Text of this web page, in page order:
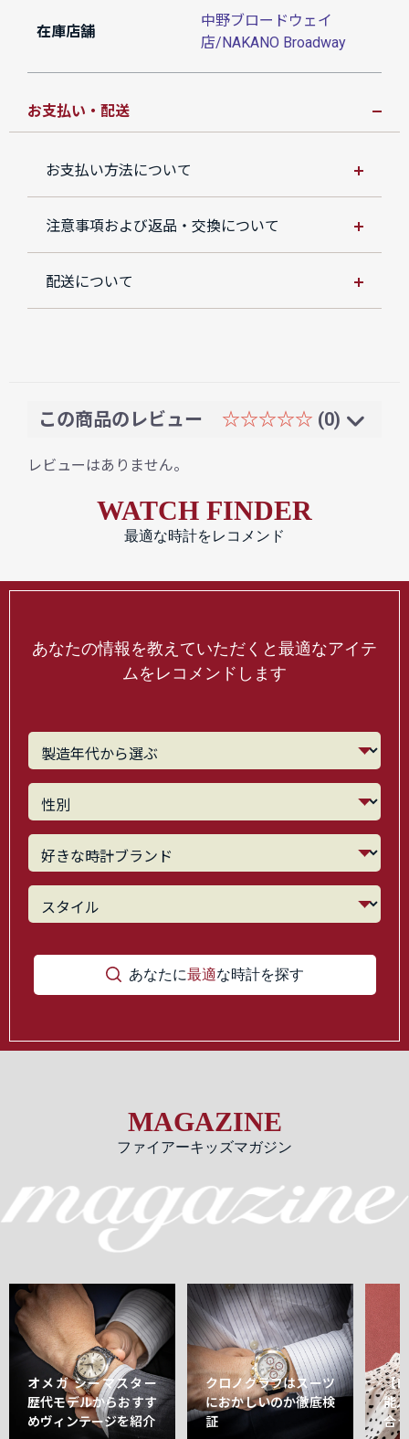
在庫店舗
中野ブロードウェイ
店/NAKANO Broadway
お支払い・配送
お支払い方法について
注意事項および返品・交換について
配送について
この商品のレビュー ☆☆☆☆☆ (0)
レビューはありません。
WATCH FINDER
最適な時計をレコメンド
あなたの情報を教えていただくと最適なアイテ
ムをレコメンドします
あなたに最適な時計を探す
MAGAZINE
ファイアーキッズマガジン
オメガ シーマスター
歴代モデルからおすす
めヴィンテージを紹介
クロノグラフはスーツ
におかしいのか徹底検
証
【
能
合